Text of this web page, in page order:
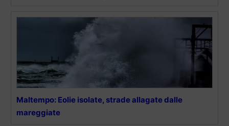
Maltempo: Eolie isolate, strade allagate dalle
mareggiate